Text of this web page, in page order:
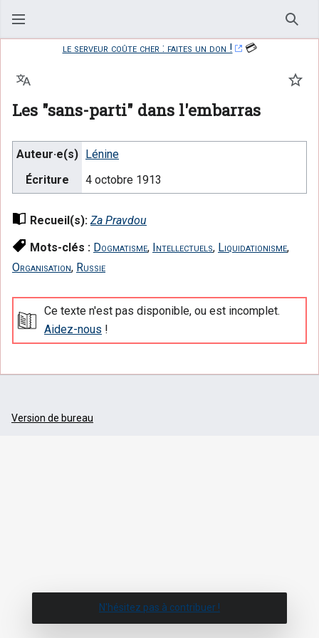
le serveur coûte cher : faites un don !
💳
Les "sans-parti" dans l'embarras
Langue
Auteur·e(s)
Lénine
Écriture
4 octobre 1913
Recueil(s): Za Pravdou
Mots-clés : Dogmatisme, Intellectuels, Liquidationisme,
Organisation, Russie
Ce texte n'est pas disponible, ou est incomplet.
Aidez-nous !
Version de bureau
N'hésitez pas à contribuer !